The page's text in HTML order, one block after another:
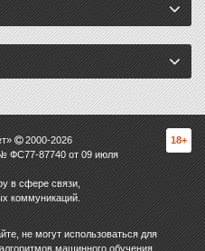
2000-2026
ФС77-87740 от 09 июля
в сфере связи,
коммуникаций.
18+
не могут использоваться для
машинного обучения,